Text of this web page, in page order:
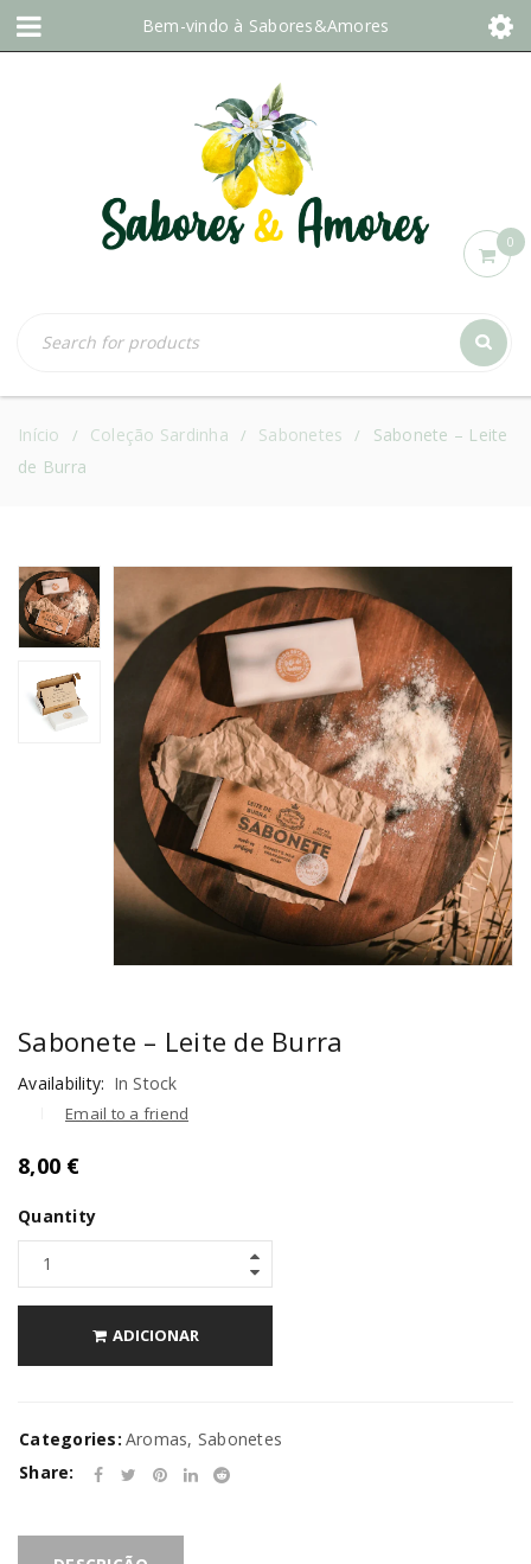
Bem-vindo à Sabores&Amores
0
Início / Coleção Sardinha / Sabonetes /
Sabonete – Leite
de Burra
Sabonete – Leite de Burra
Availability: In Stock
Email to a friend
8,00 €
Quantity
ADICIONAR
Categories: Aromas, Sabonetes
Share: